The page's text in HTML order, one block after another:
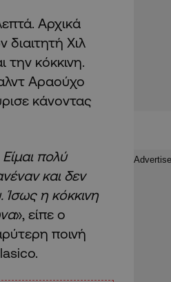
Αρχικά
διαιτητή Χιλ
κόκκινη.
Αραούχο
κάνοντας
πολύ
και δεν
Ίσως η κόκκινη
», είπε ο
ποινή